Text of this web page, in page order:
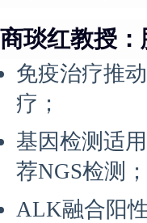
商琰红教授
免疫治疗推
疗；
基因检测适
荐NGS检测；
ALK融合阳